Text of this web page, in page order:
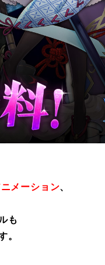
メーション、
も
。